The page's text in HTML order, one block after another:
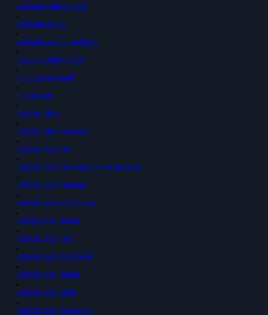
aplikator cubicle toilet
,
aplikator urinoir
,
aplikator urinoir surabaya
,
bescube cubicle toilet
,
bilik kamar mandi
,
blockboard
,
cubicle office
,
cubicle office surabaya
,
cubicle toilet bali
,
cubicle toilet bali cubicle toilet denpasar
,
cubicle toilet bandung
,
cubicle toilet bondowoso
,
cubicle toilet cianjur
,
cubicle toilet garut
,
cubicle toilet indramayu
,
cubicle toilet jakarta
,
cubicle toilet jambi
,
cubicle toilet jawa barat